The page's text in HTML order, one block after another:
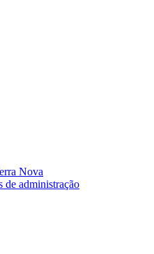
Nova
de administração